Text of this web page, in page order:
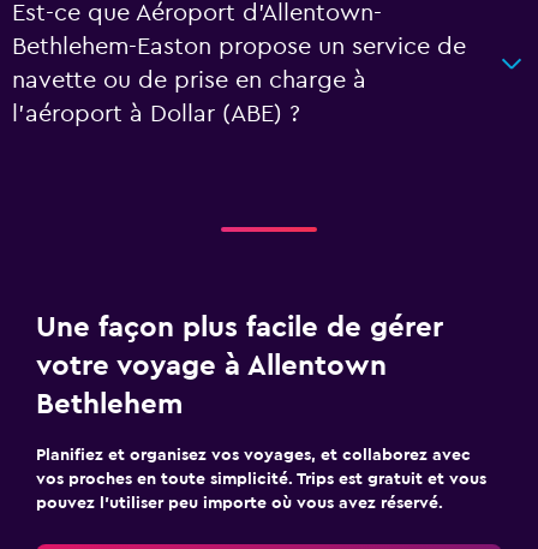
Est-ce que Aéroport d'Allentown-
Bethlehem-Easton propose un service de
navette ou de prise en charge à
l’aéroport à Dollar (ABE) ?
Une façon plus facile de gérer
votre voyage à Allentown
Bethlehem
Planifiez et organisez vos voyages, et collaborez avec
vos proches en toute simplicité. Trips est gratuit et vous
pouvez l’utiliser peu importe où vous avez réservé.